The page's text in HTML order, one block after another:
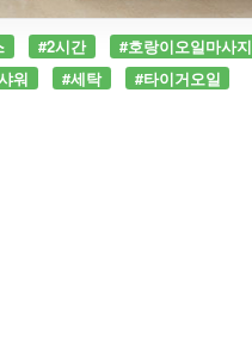
#2시간
#호랑이오일마사지
워 #세탁 #타이거오일